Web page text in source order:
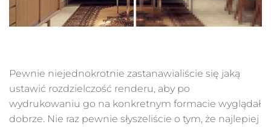
Pewnie niejednokrotnie zastanawialiście się jaką
ustawić rozdzielczość renderu, aby po
wydrukowaniu go na konkretnym formacie wyglądał
dobrze. Nie raz pewnie słyszeliście o tym, że najlepiej